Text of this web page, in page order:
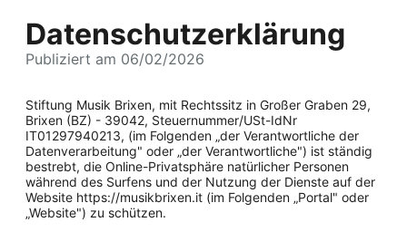
Datenschutzerklärung
Publiziert am 06/02/2026
Stiftung Musik Brixen, mit Rechtssitz in Großer Graben 29,
Brixen (BZ) - 39042, Steuernummer/USt-IdNr
IT01297940213, (im Folgenden „der Verantwortliche der
Datenverarbeitung" oder „der Verantwortliche") ist ständig
bestrebt, die Online-Privatsphäre natürlicher Personen
während des Surfens und der Nutzung der Dienste auf der
Website https://musikbrixen.it (im Folgenden „Portal" oder
„Website") zu schützen.